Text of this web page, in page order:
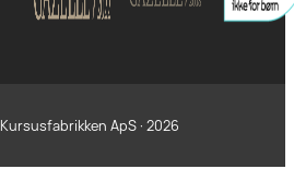
Kursusfabrikken ApS · 2026